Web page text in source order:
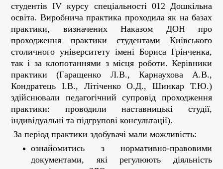
студентів IV курсу спеціальності 012 Дошкільна
освіта. Виробнича практика проходила як на базах
практики, визначених Наказом ДОН про
проходження практики студентами Київського
столичного університету імені Бориса Грінченка,
так і за клопотаннями з місця роботи. Керівники
практики (Гаращенко Л.В., Карнаухова А.В.,
Кондратець І.В., Літіченко О.Д., Шинкар Т.Ю.)
здійснювали педагогічний супровід проходження
практики: проводили наставницькі студії,
індивідуальні та підгрупові консультації).
За період практики здобувачі мали можливість:
ознайомитись з нормативно-правовими
документами, які регулюють діяльність